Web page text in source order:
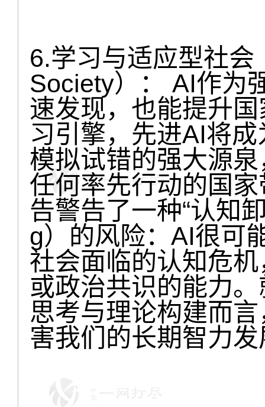
6.学习与适应型社
Society）： AI作为
速发现，也能提升
习引擎，先进AI将
模拟试错的强大源
任何率先行动的国
告警告了一种“认知
g）的风险：AI很可
社会面临的认知危
或政治共识的能力
思考与理论构建而
害我们的长期智力